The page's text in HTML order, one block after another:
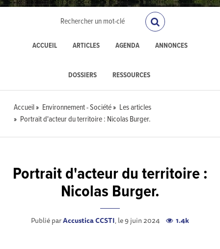
ACCUEIL ARTICLES AGENDA ANNONCES
DOSSIERS RESSOURCES
Accueil Environnement - Société
Les articles
Portrait d'acteur du territoire : Nicolas Burger.
Portrait d'acteur du territoire :
Nicolas Burger.
Publié parAccustica CCSTI, le 9 juin 2024 1.4k